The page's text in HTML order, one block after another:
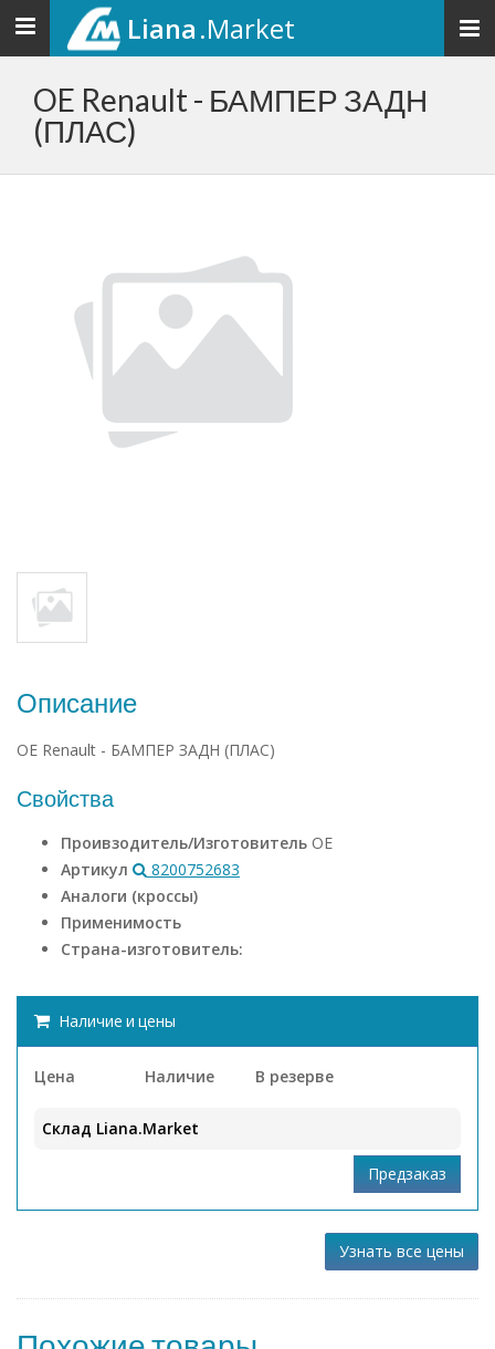
Toggle
navigation
Liana.Market
OE Renault - БАМПЕР ЗАДН
(ПЛАС)
Описание
OE Renault - БАМПЕР ЗАДН (ПЛАС)
Свойства
Проивзодитель/Изготовитель OE
Артикул
8200752683
Аналоги (кроссы)
Применимость
Страна-изготовитель:
Наличие и цены
Цена Наличие В резерве
Склад Liana.Market
Узнать все цены